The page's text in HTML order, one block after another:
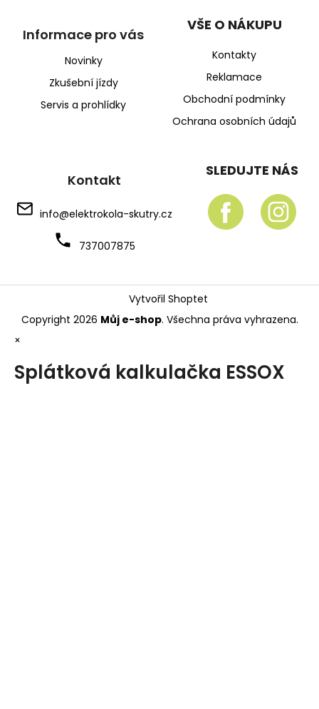
Informace pro vás
Novinky
Zkušební jízdy
Servis a prohlídky
VŠE O NÁKUPU
Kontakty
Reklamace
Obchodní podmínky
Ochrana osobních údajů
Kontakt
info@elektrokola-skutry.cz
737007875
SLEDUJTE NÁS
Vytvořil Shoptet
Copyright 2026 Můj e-shop. Všechna práva vyhrazena.
×
Splátková kalkulačka ESSOX